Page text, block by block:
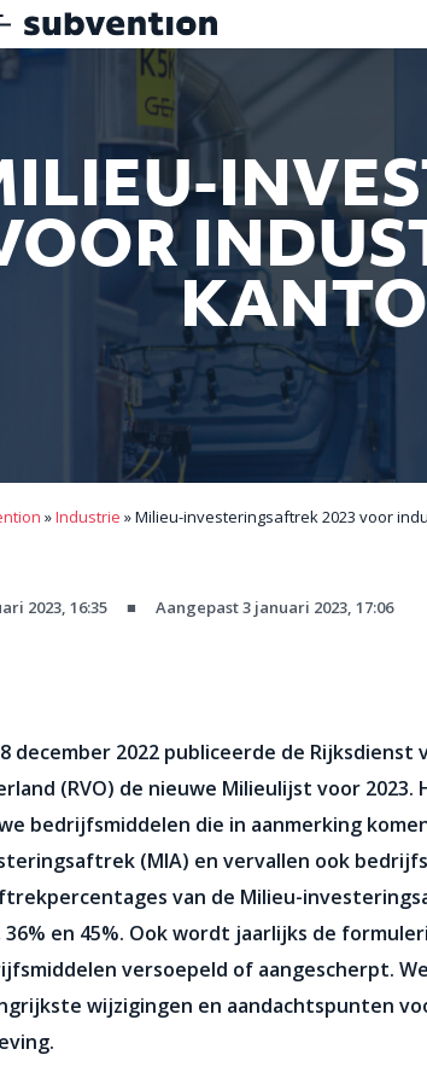
Subvention
»Industrie »Milieu-investeringsaftrek 2023 voor
2023, 16:35 ■ Aangepast 3 januari 2023, 17:06
december 2022 publiceerde de Rijksdienst
(RVO) de nieuwe Milieulijst voor 2023.
bedrijfsmiddelen die in aanmerking
(MIA) en vervallen ook
van de Milieu-
36% en 45%. Ook wordt jaarlijks de
versoepeld of aangescherpt.
wijzigingen en aandachtspunten